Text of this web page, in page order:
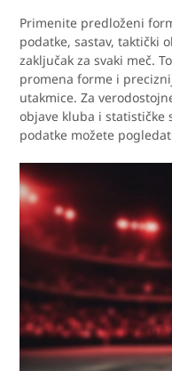
Primenite predloženi
podatke, sastav, taktički
zaključak za svaki meč.
promena forme i
utakmice. Za
objave kluba i statističke
podatke možete